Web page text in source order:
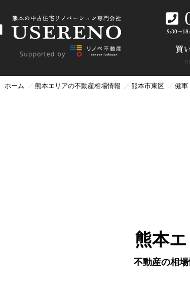
ホーム 熊本エリアの不動産相場情報 熊本市東区 健軍
熊本
不動産の相